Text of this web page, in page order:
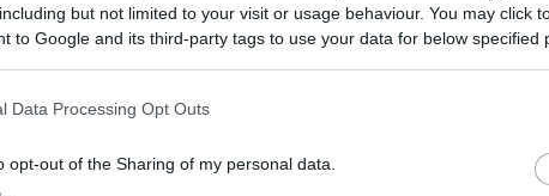
but not limited to your visit or usage behaviour. You may click
to Google and its third-party tags to use your data for below specified
Data Processing Opt Outs
opt-out of the Sharing of my personal data.
data 06/07/2011 09:03:49 (Visualizza messaggio in nuova finestra) >
dal 30/7 al 6/8 (purtroppo solo una settimana) entrando da
soste notturne in libera e poichè credo che i numerosi
deciso di prenotare per l'intera settimana in un campig per poi
un programma "itinerante" senza prenotare con il rischio di non
Grazie e saluti a tutti -Veleno-